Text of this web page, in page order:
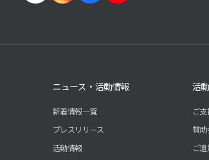
ニュース・活動情報
新着情報一覧
プレスリリース
活動情報
活
ご
賛
ご